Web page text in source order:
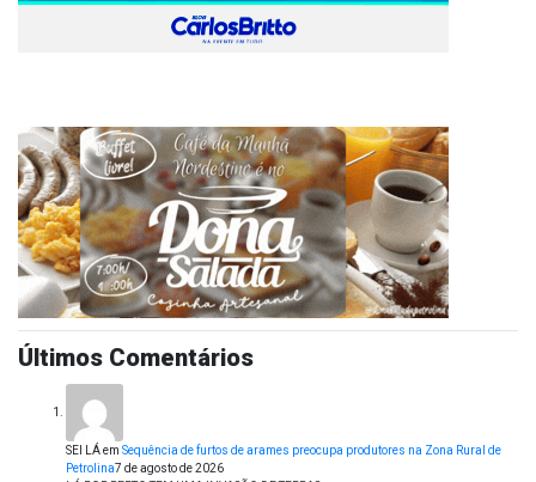
Últimos Comentários
SEI LÁem Sequência de furtos de arames preocupa produtores na Zona Rural de
Petrolina7 de agosto de 2026